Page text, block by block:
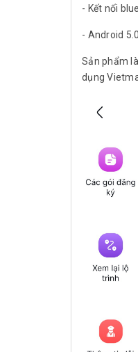
- Kết nối
- Android
Sản phẩm
dụng